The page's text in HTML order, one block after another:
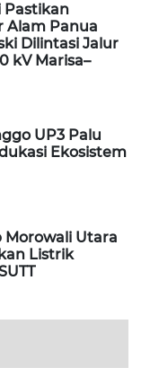
Pastikan
Alam Panua
Dilintasi Jalur
kV Marisa–
UP3 Palu
Ekosistem
Morowali Utara
Listrik